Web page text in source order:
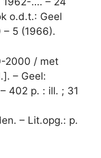
o.d.t.: Geel
– 5 (1966).
2000 / met
– Geel:
402 p. : ill. ; 31
– Lit.opg.: p.